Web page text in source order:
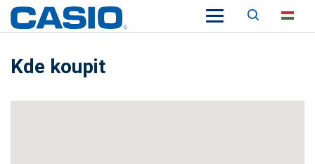
Keresés
Kde koupit